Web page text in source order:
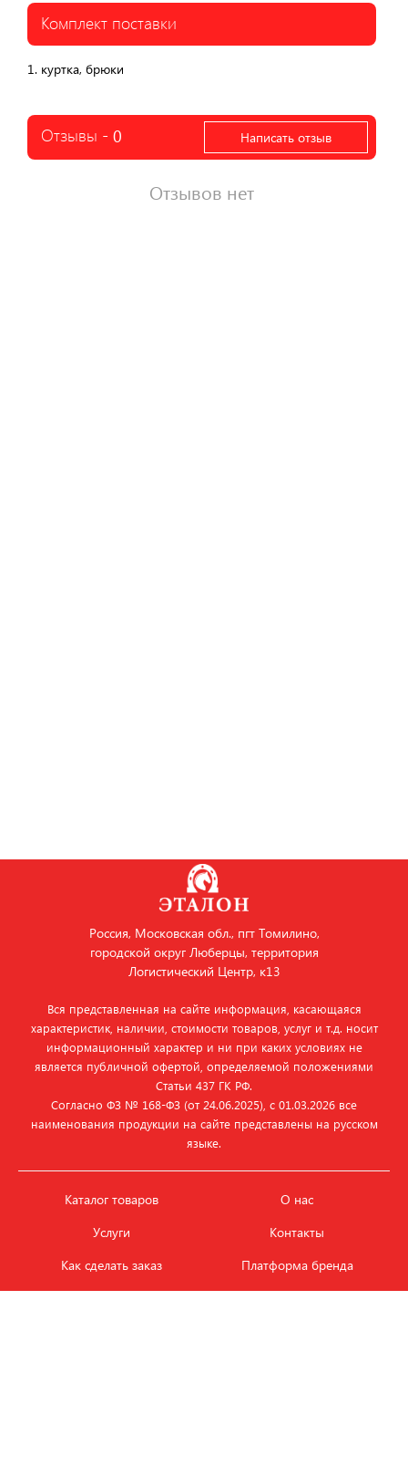
Комплект поставки
1. куртка, брюки
Отзывы - 0 Написать отзыв
Отзывов нет
Россия, Московская обл., пгт Томилино,
городской округ Люберцы, территория
Логистический Центр, к13
Вся представленная на сайте информация, касающаяся
характеристик, наличии, стоимости товаров, услуг и т.д. носит
информационный характер и ни при каких условиях не
является публичной офертой, определяемой положениями
Статьи 437 ГК РФ.
Согласно ФЗ № 168‑ФЗ (от 24.06.2025), с 01.03.2026 все
наименования продукции на сайте представлены на русском
языке.
Каталог товаров
Услуги
Как сделать заказ
О нас
Контакты
Платформа бренда